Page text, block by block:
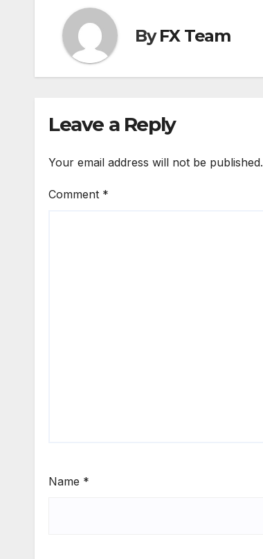
ByFX Team
Leave a Reply
Your email address will not be published.
Comment *
Name *